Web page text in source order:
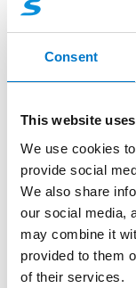
Consent
This website
We use cookies
provide social
We also share
our social media,
may combine it
provided to them
of their services.
embarqués,
Avec ce bloc
terrain et à
Rampe VEGA
Rampe